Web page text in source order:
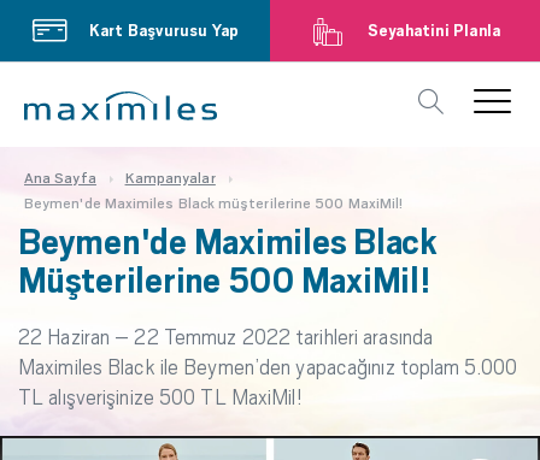
Kart Başvurusu Yap Seyahatini Planla
Ana Sayfa
Kampanyalar
Beymen'de Maximiles Black müşterilerine 500 MaxiMil!
Beymen'de Maximiles Black
Müşterilerine 500 MaxiMil!
22 Haziran – 22 Temmuz 2022 tarihleri arasında
Maximiles Black ile Beymen’den yapacağınız toplam 5.000
TL alışverişinize 500 TL MaxiMil!